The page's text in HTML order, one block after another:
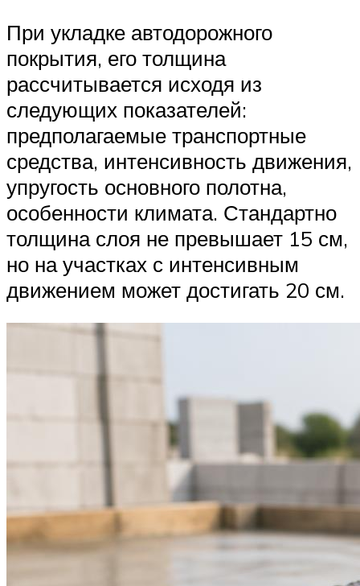
При укладке автодорожного
покрытия, его толщина
рассчитывается исходя из
следующих показателей:
предполагаемые транспортные
средства, интенсивность движения,
упругость основного полотна,
особенности климата. Стандартно
толщина слоя не превышает 15 см,
но на участках с интенсивным
движением может достигать 20 см.